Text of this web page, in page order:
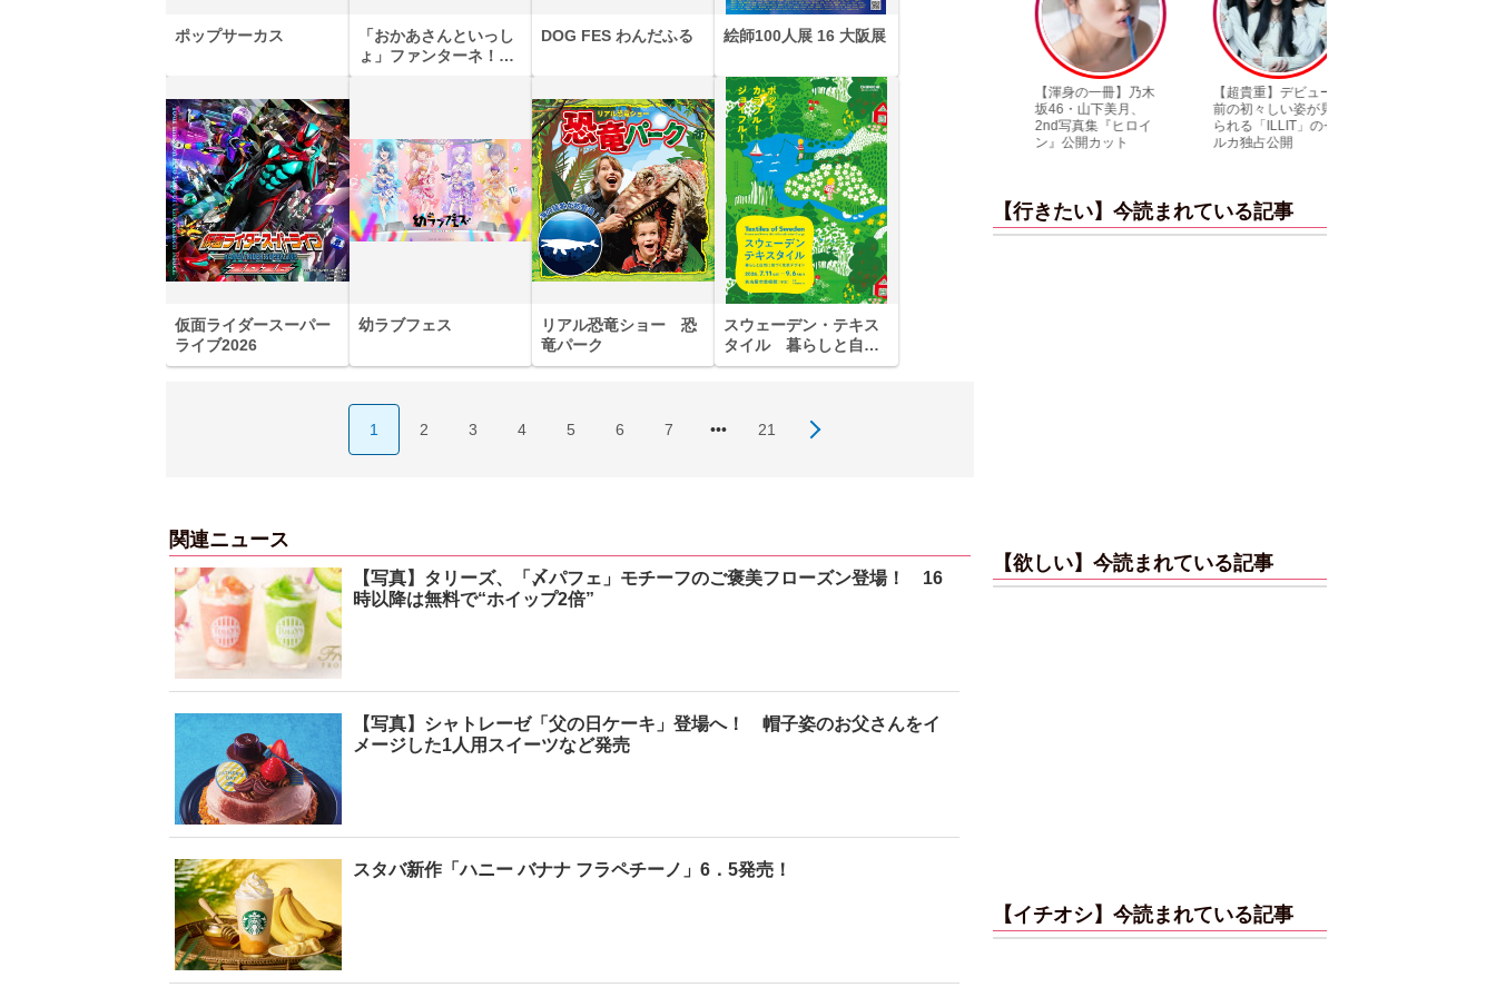
ポップサーカス
「おかあさんといっし
ょ」ファンターネ！と
DOG FES わんだふる 絵師100人展 16 大阪展
仮面ライダースーパー
ライブ2026
幼ラブフェス
リアル恐竜ショー 恐
竜パーク
スウェーデン・テキス
タイル 暮らしと自然
に息づく北欧デザイン
1 2 3 4 5 6 7 ••• 21
関連ニュース
【写真】タリーズ、「〆パフェ」モチーフのご褒美フローズン登場！ 16
時以降は無料で“ホイップ2倍”
【写真】シャトレーゼ「父の日ケーキ」登場へ！ 帽子姿のお父さんをイ
メージした1人用スイーツなど発売
スタバ新作「ハニー バナナ フラペチーノ」6．5発売！
木坂46・山下美月
「1st写真集」公開カ
ットまとめ
ト】櫻坂46・田村保
乃、山崎天＜TGC
2023 A／W＞
ピンクの衣装がステ
キ！ 「ME:I」MIU＆
KEIKO撮り下ろしイ
ンタビューフォト
【大胆カット満載】
乃木坂46・与田祐希
3rd写真集『ヨー
ダ』公開カット
【渾身の一冊】乃木
坂46・山下美月、
2nd写真集『ヒロイ
ン』公開カット
【超貴重】デビュー
前の初々しい姿が見
られる「ILLIT」のセ
ルカ独占公開
【行きたい】今読まれている記事
【欲しい】今読まれている記事
【イチオシ】今読まれている記事